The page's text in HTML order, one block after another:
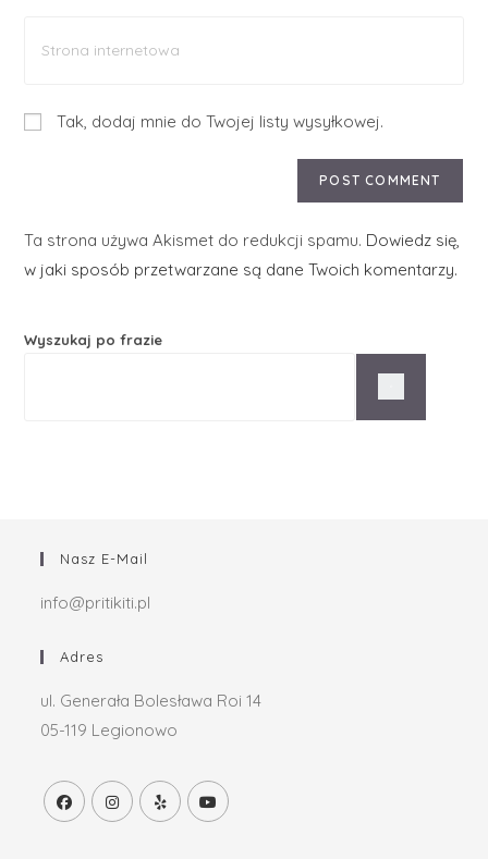
Tak, dodaj mnie do Twojej listy wysyłkowej.
Ta strona używa Akismet do redukcji spamu. Dowiedz się,
w jaki sposób przetwarzane są dane Twoich komentarzy.
Wyszukaj po frazie
Nasz E-Mail
info@pritikiti.pl
Adres
ul. Generała Bolesława Roi 14
05-119 Legionowo